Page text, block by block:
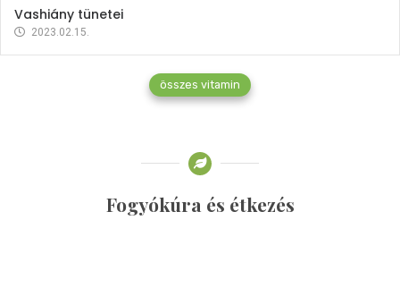
Vashiány tünetei
2023.02.15.
összes vitamin
Fogyókúra és étkezés